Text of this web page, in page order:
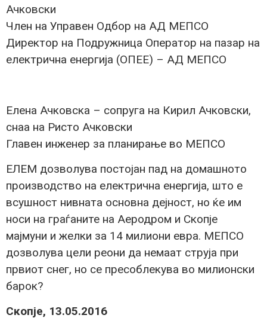
Ачковски
Член на Управен Одбор на АД МЕПСО
Директор на Подружница Оператор на пазар на
електрична енергија (ОПЕЕ) – АД МЕПСО
Елена Ачковска – сопруга на Кирил Ачковски,
снаа на Ристо Ачковски
Главен инженер за планирање во МЕПСО
ЕЛЕМ дозволува постојан пад на домашното
производство на електрична енергија, што е
всушност нивната основна дејност, но ќе им
носи на граѓаните на Аеродром и Скопје
мајмуни и желки за 14 милиони евра. МЕПСО
дозволува цели реони да немаат струја при
првиот снег, но се пресоблекува во милионски
барок?
Скопје, 13.05.2016